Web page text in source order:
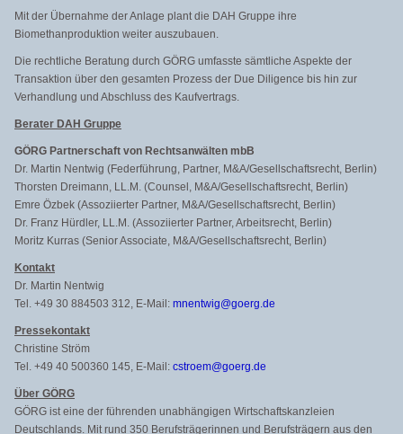
Mit der Übernahme der Anlage plant die DAH Gruppe ihre
Biomethanproduktion weiter auszubauen.
Die rechtliche Beratung durch GÖRG umfasste sämtliche Aspekte der
Transaktion über den gesamten Prozess der Due Diligence bis hin zur
Verhandlung und Abschluss des Kaufvertrags.
Berater DAH Gruppe
GÖRG Partnerschaft von Rechtsanwälten mbB
Dr. Martin Nentwig (Federführung, Partner, M&A/Gesellschaftsrecht, Berlin)
Thorsten Dreimann, LL.M. (Counsel, M&A/Gesellschaftsrecht, Berlin)
Emre Özbek (Assoziierter Partner, M&A/Gesellschaftsrecht, Berlin)
Dr. Franz Hürdler, LL.M. (Assoziierter Partner, Arbeitsrecht, Berlin)
Moritz Kurras (Senior Associate, M&A/Gesellschaftsrecht, Berlin)
Kontakt
Dr. Martin Nentwig
Tel. +49 30 884503 312, E-Mail: mnentwig@goerg.de
Pressekontakt
Christine Ström
Tel. +49 40 500360 145, E-Mail: cstroem@goerg.de
Über GÖRG
GÖRG ist eine der führenden unabhängigen Wirtschaftskanzleien
Deutschlands. Mit rund 350 Berufsträgerinnen und Berufsträgern aus den